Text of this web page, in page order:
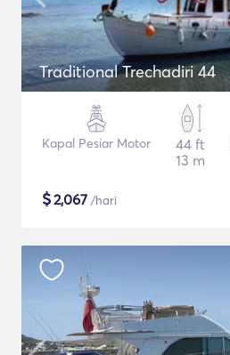
Traditional Trechadiri 44
Kapal Pesiar Motor
44 ft
13 m
$2,067 /hari